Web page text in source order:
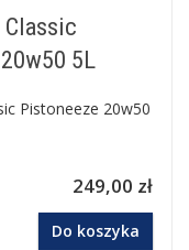
5L
Pistoneeze 20w50
249,00 zł
Do koszyka